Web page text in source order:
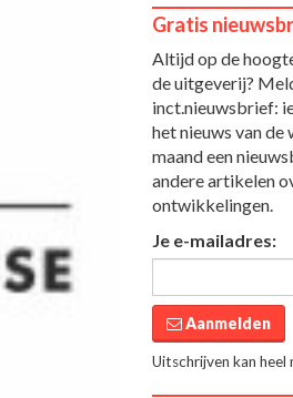
Gratis
Altijd op de
de uitgeverij?
inct.nieuwsbrief:
het nieuws van de
maand een
andere artikelen
ontwikkelingen.
Je e-mailadres:
Aanmelden
Uitschrijven kan heel